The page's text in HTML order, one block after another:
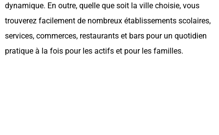
dynamique. En outre, quelle que soit la ville choisie, vous
trouverez facilement de nombreux établissements scolaires,
services, commerces, restaurants et bars pour un quotidien
pratique à la fois pour les actifs et pour les familles.